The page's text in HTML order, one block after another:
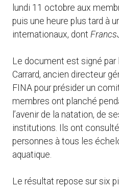
lundi 11 octobre aux
puis une heure plus tard à
internationaux, dont
Le document est signé par
Carrard, ancien directeur
FINA pour présider un
membres ont planché
l’avenir de la natation, de
institutions. Ils ont
personnes à tous les
aquatique.
Le résultat repose sur six